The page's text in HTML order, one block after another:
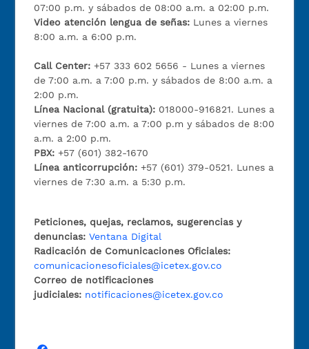
07:00 p.m. y sábados de 08:00 a.m. a 02:00 p.m.
Video atención lengua de señas: Lunes a viernes
8:00 a.m. a 6:00 p.m.
Call Center:+57 333 602 5656 - Lunes a viernes
de 7:00 a.m. a 7:00 p.m. y sábados de 8:00 a.m. a
2:00 p.m.
Línea Nacional (gratuita): 018000-916821. Lunes a
viernes de 7:00 a.m. a 7:00 p.m y sábados de 8:00
a.m. a 2:00 p.m.
PBX:+57 (601) 382-1670
Línea anticorrupción:+57 (601) 379-0521. Lunes a
viernes de 7:30 a.m. a 5:30 p.m.
Peticiones, quejas, reclamos, sugerencias y
denuncias: Ventana Digital
Radicación de Comunicaciones Oficiales:
comunicacionesoficiales@icetex.gov.co
Correo de notificaciones
judiciales: notificaciones@icetex.gov.co